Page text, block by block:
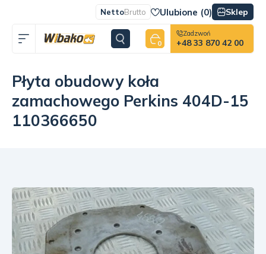
NettoBrutto Ulubione (0) Sklep
0
Zadzwoń
+48 33 870 42 00
Płyta obudowy koła
zamachowego Perkins 404D-15
110366650